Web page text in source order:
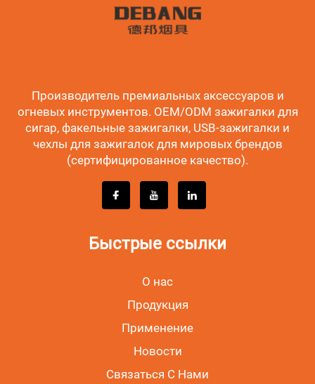
Производитель премиальных аксессуаров и
огневых инструментов. OEM/ODM зажигалки для
сигар, факельные зажигалки, USB-зажигалки и
чехлы для зажигалок для мировых брендов
(сертифицированное качество).
Быстрые ссылки
О нас
Продукция
Применение
Новости
Связаться С Нами